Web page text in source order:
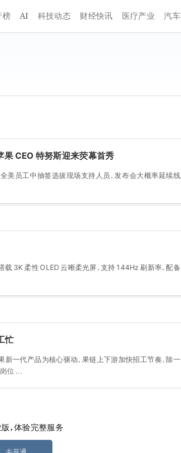
榜 AI 科技动态 财经快讯 医疗产业 汽车
果 CEO 特努斯迎来荧幕首秀
美员工中抽签选拔现场支持人员，发布会大概率延续线
3K 柔性 OLED 云晰柔光屏，支持 144Hz 刷新率，配备
忙
新一代产品为核心驱动，果链上下游加快招工节奏，除一
位 ...
生产时间要求的客户汽车仪表盘控制显示屏推送广告，
，体验完整服务